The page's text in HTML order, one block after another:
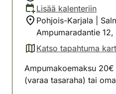
Lisää kalenteriin
Pohjois-Karjala |
Ampumaradantie
Katso tapahtuma
(avautuu uuteen
Ampumakoemaksu
(varaa tasaraha) tai